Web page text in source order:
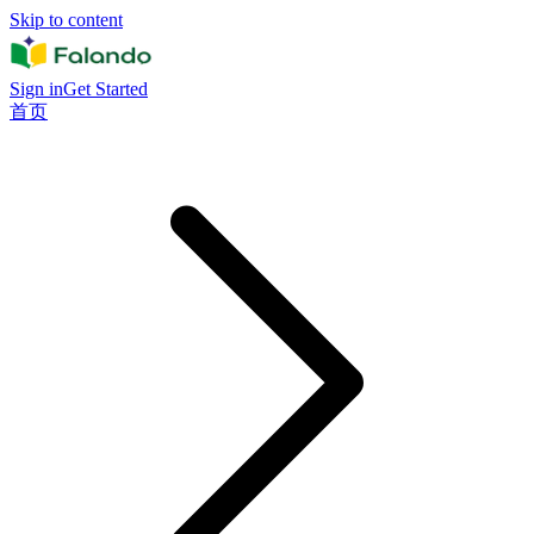
Skip to content
Sign inGet Started
首页